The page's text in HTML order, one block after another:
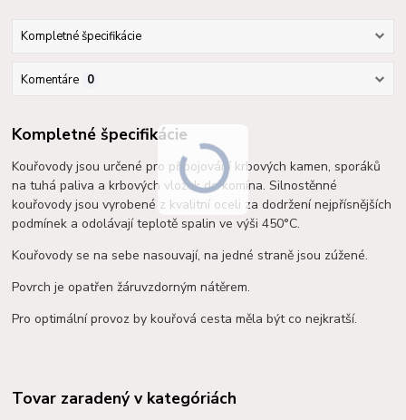
Kompletné špecifikácie
Komentáre 0
Kompletné špecifikácie
Kouřovody jsou určené pro připojování krbových kamen, sporáků
na tuhá paliva a krbových vložek do komína. Silnostěnné
kouřovody jsou vyrobené z kvalitní oceli za dodržení nejpřísnějších
podmínek a odolávají teplotě spalin ve výši 450°C.
Kouřovody se na sebe nasouvají, na jedné straně jsou zúžené.
Povrch je opatřen žáruvzdorným nátěrem.
Pro optimální provoz by kouřová cesta měla být co nejkratší.
Tovar zaradený v kategóriách